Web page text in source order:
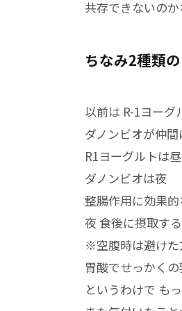
共存できないの
ちなみ2種類
以前は R-1ヨー
ダノンビオが仲
R1ヨーグルトは昼
ダノンビオは夜
整腸作用に効果
夜 食後に摂取す
※空腹時は避けた
胃酸でせっかく
というわけで も